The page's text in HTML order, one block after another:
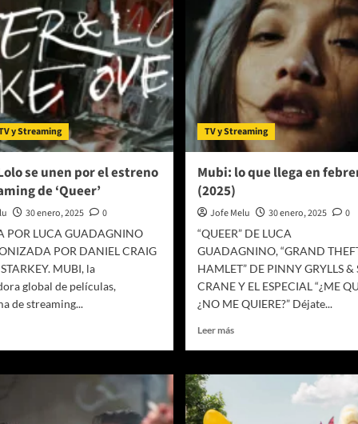
y Streaming
se unen por el estreno
de ‘Queer’
30 enero, 2025
0
POR LUCA GUADAGNINO
POR DANIEL CRAIG
MUBI, la
global de películas,
de streaming...
TV y Streaming
Mubi: lo que llega en
(2025)
Jofe Melu 30 enero, 2025
0
“QUEER” DE LUCA
GUADAGNINO, “GRAND
HAMLET” DE PINNY GRYLLS &
CRANE Y EL ESPECIAL “¿ME
¿NO ME QUIERE?” Déjate...
Leer másLeer
Mubi: